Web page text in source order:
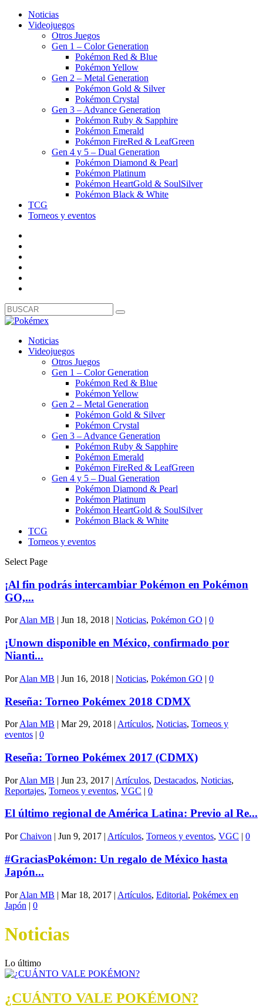
Noticias
Videojuegos
Otros Juegos
Gen 1 – Color Generation
Pokémon Red & Blue
Pokémon Yellow
Gen 2 – Metal Generation
Pokémon Gold & Silver
Pokémon Crystal
Gen 3 – Advance Generation
Pokémon Ruby & Sapphire
Pokémon Emerald
Pokémon FireRed & LeafGreen
Gen 4 y 5 – Dual Generation
Pokémon Diamond & Pearl
Pokémon Platinum
Pokémon HeartGold & SoulSilver
Pokémon Black & White
TCG
Torneos y eventos
Noticias
Videojuegos
Otros Juegos
Gen 1 – Color Generation
Pokémon Red & Blue
Pokémon Yellow
Gen 2 – Metal Generation
Pokémon Gold & Silver
Pokémon Crystal
Gen 3 – Advance Generation
Pokémon Ruby & Sapphire
Pokémon Emerald
Pokémon FireRed & LeafGreen
Gen 4 y 5 – Dual Generation
Pokémon Diamond & Pearl
Pokémon Platinum
Pokémon HeartGold & SoulSilver
Pokémon Black & White
TCG
Torneos y eventos
Select Page
¡Al fin podrás intercambiar Pokémon en Pokémon
GO,...
PorAlan MB | Jun 18, 2018 | Noticias, Pokémon GO | 0
¡Unown disponible en México, confirmado por
Nianti...
PorAlan MB | Jun 16, 2018 | Noticias, Pokémon GO | 0
Reseña: Torneo Pokémex 2018 CDMX
PorAlan MB | Mar 29, 2018 | Artículos, Noticias, Torneos y
eventos | 0
Reseña: Torneo Pokémex 2017 (CDMX)
PorAlan MB | Jun 23, 2017 | Artículos, Destacados, Noticias,
Reportajes, Torneos y eventos, VGC | 0
El último regional de América Latina: Previo al Re...
PorChaivon | Jun 9, 2017 | Artículos, Torneos y eventos, VGC | 0
#GraciasPokémon: Un regalo de México hasta
Japón...
PorAlan MB | Mar 18, 2017 | Artículos, Editorial, Pokémex en
Japón | 0
Noticias
Lo último
¿CUÁNTO VALE POKÉMON?